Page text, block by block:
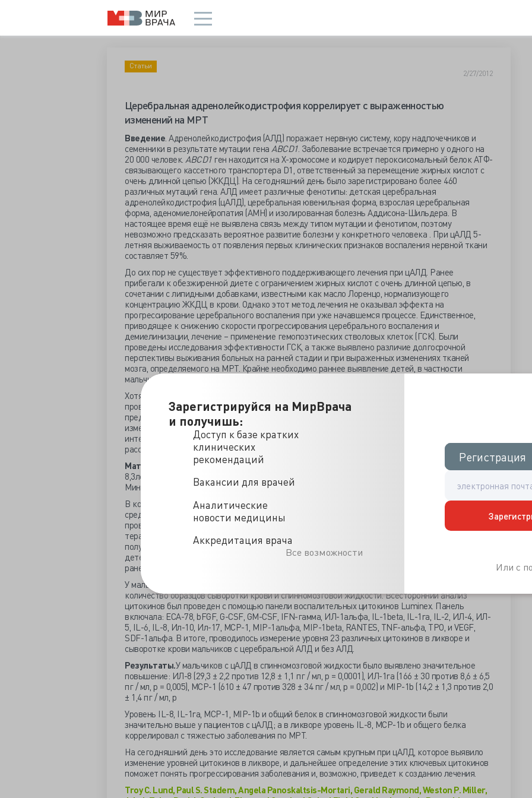
Зарегистрируйся на МирВрача
и получишь:
Доступ к базе кратких
клинических
рекомендаций
Вакансии для врачей
Аналитические
новости медицины
Аккредитация врача
Все возможности
Регистрация
Регистрация
Или с
Статьи
2/27/2012
Церебральная адренолейкодистрофия коррелирует с выраженностью
изменений на МРТ
Введение. Адренолейкодистрофия (AЛД) поражает нервную систему, кору надпочечников и
семенники в результате мутации гена ABCD1. Заболевание встречается примерно у одного на
20 000 человек. ABCD1ген находится на Х-хромосоме и кодирует пероксисомальный белок АТФ-
связывающего кассетного транспортера D1, ответственный за перемещение жирных кислот с
очень длинной цепью (ЖКДЦ). На сегодняшний день было зарегистрировано более 460
различных мутаций гена. АЛД имеет различные фенотипы: детская церебральная
адренолейкодистрофия (цАЛД), церебральная ювенильная форма, взрослая церебральная
форма, аденомиелонейропатия (АМН) и изолированная болезнь Аддисона-Шильдера. В
настоящее время ещё не выявлена связь между типом мутации и фенотипом, поэтому
невозможно предсказать вероятное развитие болезни у конкретного человека . При цАЛД 5-
летняя выживаемость от появления первых клинических признаков воспаления нервной ткани
составляет 59%.
До сих пор не существует эффективного поддерживающего лечения при цАЛД. Ранее
прибегали к обезжиренной диете с ограничением жирных кислот с очень длинной цепью, в
сочетании с липидными добавками, известными как масло Лоренцо, нормализующего
концентрацию ЖКДЦ в крови. Однако этот метод лечения не оказывал эффекта на
прогрессирование церебрального воспаления при уже начавшемся процессе. Единственное,
приводящее к снижению скорости прогрессирования церебрального воспаления и
демиелинизации, лечение – применение гемопоэтических стволовых клеток (ГСК). Были
проведены исследования эффективности ГСК, а также выявлено различие долгосрочной
перспективы выживания больных на ранней стадии и при выраженных изменениях тканей
мозга, определяемого на МРТ. Крайне необходимо раннее выявление детей, в частности
мальчиков, у которых может развиться ЦАЛД.
Хотя считается, что цАЛД обусловлено инфильтративным воспалением нервной ткани, не был
проведен комплексный анализ потенциальных медиаторов воспаления, связанных с цАЛД. В
предшествующей работе в посмертных образцах пораженной цАЛД ткани головного мозга,
измерялся уровень воспалительных цитокинов: ФНО-альфа, ИЛ-1 бета, ИЛ-4, ИЛ-6 и гамма-
интерферон. Уровни мРНК цитокинов были ниже, чем в образцах, полученных от больных
рассеянным склерозом, и были близки к уровню экспрессии в здоровом белом веществе.
Материалы и методы. В исследовании участвовало 36 больных цАЛД среднего возраста
8,3лет. За 2 - 6 месяцев до трансплантации гемопоэтических стволовых клеток в Университете
Миннесоты у всех взяты образцы ликвора. Всем больным было проведено МРТ-исследование.
В контрольную группу вошли 22 педиатрических больных острым лимфобластным лейкозом
среднего возраста 7,4 лет, и 25детей среднего возраст 6,8 лет, которым в анамнезе
проводилась интратекальная химиотерапия метотрексатом, 3 месяца поддерживающая
терапия, и на момент исследования без признаков болезни в ликворе. Образцы ликвора были
получены до введения метотрексата. Поскольку получение образцов ликвора от здоровых
детей сопряжено с рисками, «здоровая» группа контроля отсутствует, и данные были взяты из
ранее опубликованных работ.
У мальчиков с цАЛД до трансплантации гемопоэтических стволовых клеток собрано большое
количество образцов сыворотки крови и спинномозговой жидкости. Всесторонний анализ
цитокинов был проведен с помощью панели воспалительных цитокинов Luminex. Панель
включала: ЕСА-78, bFGF, G-CSF, GM-CSF, IFN-гамма, ИЛ-1альфа, IL-1beta, IL-1ra, IL-2, ИЛ-4, ИЛ-
5, IL-6, IL-8, Ил-10, Ил-17, MCP-1, MIP-1альфа, MIP-1beta, RANTES, TNF-альфа, TPO, и VEGF,
SDF-1альфа. В итоге, проводилось измерение уровня 23 различных цитокинов в ликворе и
сыворотке крови мальчиков с церебральной АЛД и без АЛД.
Результаты.У мальчиков с цАЛД в спинномозговой жидкости было выявлено значительное
повышение: ИЛ-8 (29,3 ± 2,2 против 12,8 ± 1,1 пг / мл, р = 0,0001), ИЛ-1ra (166 ± 30 против 8,6 ± 6,5
пг / мл, р = 0,005), MCP-1 (610 ± 47 против 328 ± 34 пг / мл, р = 0,002) и MIP-1b (14,2 ± 1,3 против 2,0
± 1,4 пг / мл, р
Уровень IL-8, IL-1ra, MCP-1, MIP-1b и общий белок в спинномозговой жидкости были
значительно выше у пациентов с цАЛД; а в ликворе уровень IL-8, MCP-1b и общего белка
коррелировал с тяжестью заболевания по МРТ.
На сегодняшний день это исследование является самым крупным при цАЛД, которое выявило
изменение уровней цитокинов в ликворе, и дальнейшее определение этих ключевых цитокинов
поможет понять прогрессирования заболевания и, возможно, приведет к созданию лечения.
Troy C. Lund, Paul S. Stadem, Angela Panoskaltsis-Mortari, Gerald Raymond, Weston P. Miller,